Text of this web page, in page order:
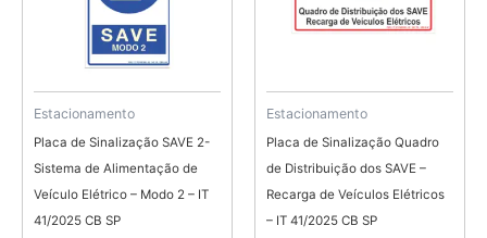
Estacionamento
Placa de Sinalização SAVE 2-
Sistema de Alimentação de
Veículo Elétrico – Modo 2 – IT
41/2025 CB SP
Estacionamento
Placa de Sinalização Quadro
de Distribuição dos SAVE –
Recarga de Veículos Elétricos
– IT 41/2025 CB SP